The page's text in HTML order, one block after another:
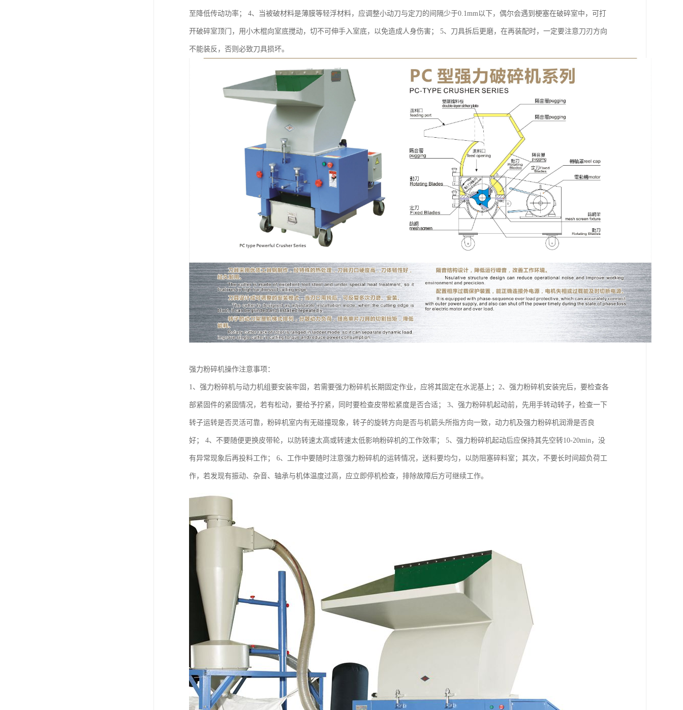
至降低传动功率； 4、当被破材料是薄膜等轻浮材料，应调整小动刀与定刀的间隔少于0.1mm以下，偶尔会遇到梗塞在破碎室中，可打
开破碎室顶门，用小木棍向室底搅动，切不可伸手入室底，以免造成人身伤害； 5、刀具拆后更磨，在再装配时，一定要注意刀刃方向
不能装反，否则必致刀具损坏。
强力粉碎机操作注意事项：
1、强力粉碎机与动力机组要安装牢固，若需要强力粉碎机长期固定作业，应将其固定在水泥基上；2、强力粉碎机安装完后，要检查各
部紧固件的紧固情况，若有松动，要给予拧紧，同时要检查皮带松紧度是否合适； 3、强力粉碎机起动前，先用手转动转子，检查一下
转子运转是否灵活可靠，粉碎机室内有无碰撞现象，转子的旋转方向是否与机箭头所指方向一致，动力机及强力粉碎机润滑是否良
好； 4、不要随便更换皮带轮，以防转速太高或转速太低影响粉碎机的工作效率； 5、强力粉碎机起动后应保持其先空转10-20min，没
有异常现象后再投料工作； 6、工作中要随时注意强力粉碎机的运转情况，送料要均匀，以防阻塞碎料室；其次，不要长时间超负荷工
作，若发现有振动、杂音、轴承与机体温度过高，应立即停机检查，排除故障后方可继续工作。